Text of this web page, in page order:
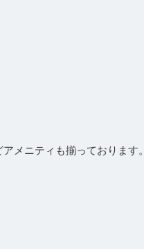
メニティも揃っております。